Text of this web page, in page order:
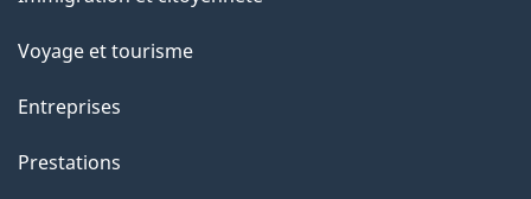
sujets
Voyage et tourisme
Entreprises
Prestations